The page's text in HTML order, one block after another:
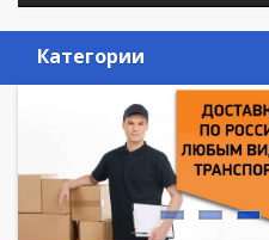
Категории